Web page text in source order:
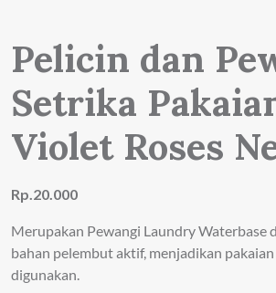
Pelicin dan
Setrika
Violet Roses
Rp.20.000
Merupakan Pewangi Laundry Waterbase
bahan pelembut aktif, menjadikan
digunakan.